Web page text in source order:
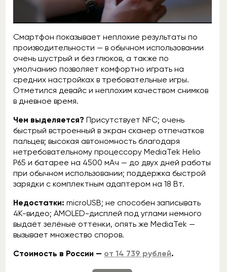
Смартфон показывает неплохие результаты по
производительности — в обычном использовании
очень шустрый и без глюков, а также по
умолчанию позволяет комфортно играть на
средних настройках в требовательные игры.
Отметился девайс и неплохим качеством снимков
в дневное время.
Чем выделяется? Присутствует NFC; очень
быстрый встроенный в экран сканер отпечатков
пальцев; высокая автономность благодаря
нетребовательному процессору MediaTek Helio
P65 и батарее на 4500 мАч — до двух дней работы
при обычном использовании; поддержка быстрой
зарядки с комплектным адаптером на 18 Вт.
Недостатки: microUSB; не способен записывать
4К-видео; AMOLED-дисплей под углами немного
выдаёт зелёные оттенки, опять же MediaTek —
вызывает множество споров.
Стоимость в России — от 14 739 рублей.